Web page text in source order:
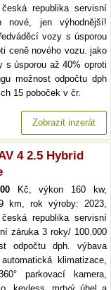
republika servisní
nové, jen výhodnější!
vozy s úsporou
ceně nového vozu. jako
s úsporou až 40% oproti
možnost odpočtu dph
15 poboček v čr.
Zobrazit inzerát
4 2.5 Hybrid
Kč, výkon 160 kw,
km, rok výroby: 2023,
republika servisní
záruka 3 roky/ 100.000
odpočtu dph. výbava
klimatizace,
parkovací kamera,